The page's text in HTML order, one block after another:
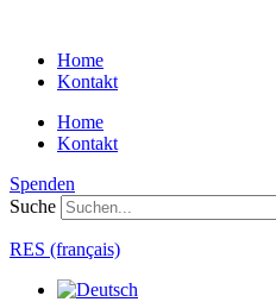
springenHome
Kontakt
Home
Kontakt
Spenden
Suche
RES (français)